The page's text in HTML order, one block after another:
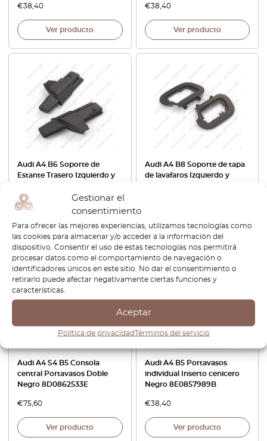
Gestionar el
consentimiento
Para ofrecer las mejores experiencias, utilizamos tecnologías como
las cookies para almacenar y/o acceder a la información del
dispositivo. Consentir el uso de estas tecnologías nos permitirá
procesar datos como el comportamiento de navegación o
identificadores únicos en este sitio. No dar el consentimiento o
retirarlo puede afectar negativamente ciertas funciones y
características.
Aceptar
Política de privacidadTérminos del servicio
€38,40
Ver producto
€38,40
Ver producto
Audi A4 B6 Soporte de
Estante Trasero Izquierdo y
€38,40
Ver producto
Audi A4 B8 Soporte de tapa
de lavafaros Izquierdo y
Ver producto
Audi A4 S4 B5 Consola
central Portavasos Doble
Negro 8D0862533E
€75,60
Ver producto
Audi A4 B5 Portavasos
individual Inserto cenicero
Negro 8E0857989B
€38,40
Ver producto